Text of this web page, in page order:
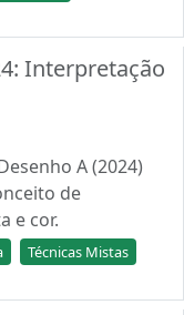
Interpretação
A (2024)
de
e cor.
Técnicas Mistas